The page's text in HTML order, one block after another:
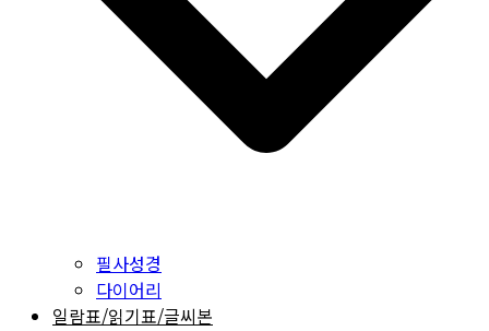
필사성경
다이어리
일람표/읽기표/글씨본